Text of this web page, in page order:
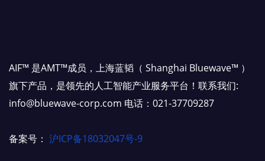
AIF™ 是AMT™成员，上海蓝韬（ Shanghai Bluewave™ ）
旗下产品，是领先的人工智能产业服务平台！联系我们:
info@bluewave-corp.com 电话：021-37709287
备案号： 沪ICP备18032047号-9